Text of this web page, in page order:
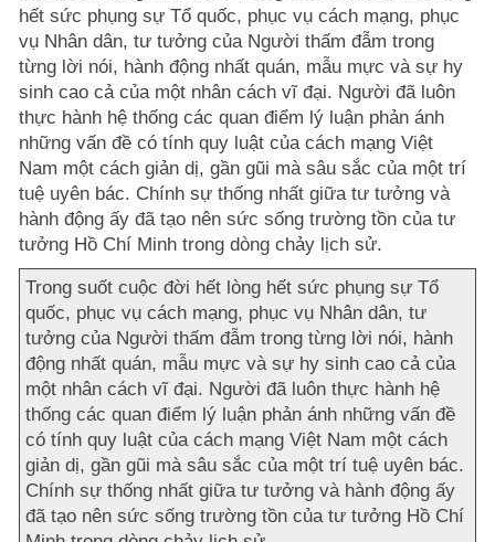
hết sức phụng sự Tổ quốc, phục vụ cách mạng, phục
vụ Nhân dân, tư tưởng của Người thấm đẫm trong
từng lời nói, hành động nhất quán, mẫu mực và sự hy
sinh cao cả của một nhân cách vĩ đại. Người đã luôn
thực hành hệ thống các quan điểm lý luận phản ánh
những vấn đề có tính quy luật của cách mạng Việt
Nam một cách giản dị, gần gũi mà sâu sắc của một trí
tuệ uyên bác. Chính sự thống nhất giữa tư tưởng và
hành động ấy đã tạo nên sức sống trường tồn của tư
tưởng Hồ Chí Minh trong dòng chảy lịch sử.
Trong suốt cuộc đời hết lòng hết sức phụng sự Tổ
quốc, phục vụ cách mạng, phục vụ Nhân dân, tư
tưởng của Người thấm đẫm trong từng lời nói, hành
động nhất quán, mẫu mực và sự hy sinh cao cả của
một nhân cách vĩ đại. Người đã luôn thực hành hệ
thống các quan điểm lý luận phản ánh những vấn đề
có tính quy luật của cách mạng Việt Nam một cách
giản dị, gần gũi mà sâu sắc của một trí tuệ uyên bác.
Chính sự thống nhất giữa tư tưởng và hành động ấy
đã tạo nên sức sống trường tồn của tư tưởng Hồ Chí